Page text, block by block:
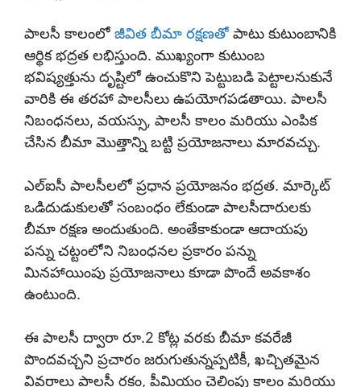
పాలసీ కాలంలోజీవిత బీమా రక్షణతోపాటు కుటుంబానికి
ఆర్థిక భద్రత లభిస్తుంది. ముఖ్యంగా కుటుంబ
భవిష్యత్తును దృష్టిలో ఉంచుకొని పెట్టుబడి పెట్టాలనుకునే
వారికి ఈ తరహా పాలసీలు ఉపయోగపడతాయి. పాలసీ
నిబంధనలు, వయస్సు, పాలసీ కాలం మరియు ఎంపిక
చేసిన బీమా మొత్తాన్ని బట్టి ప్రయోజనాలు మారవచ్చు.
ఎల్ఐసీ పాలసీలలో ప్రధాన ప్రయోజనం భద్రత. మార్కెట్
ఒడిదుడుకులతో సంబంధం లేకుండా పాలసీదారులకు
బీమా రక్షణ అందుతుంది. అంతేకాకుండా ఆదాయపు
పన్ను చట్టంలోని నిబంధనల ప్రకారం పన్ను
మినహాయింపు ప్రయోజనాలు కూడా పొందే అవకాశం
ఉంటుంది.
ఈ పాలసీ ద్వారా రూ.2 కోట్ల వరకు బీమా కవరేజీ
పొందవచ్చని ప్రచారం జరుగుతున్నప్పటికీ, ఖచ్చితమైన
వివరాలు పాలసీ రకం, ప్రీమియం చెల్లింపు కాలం మరియు